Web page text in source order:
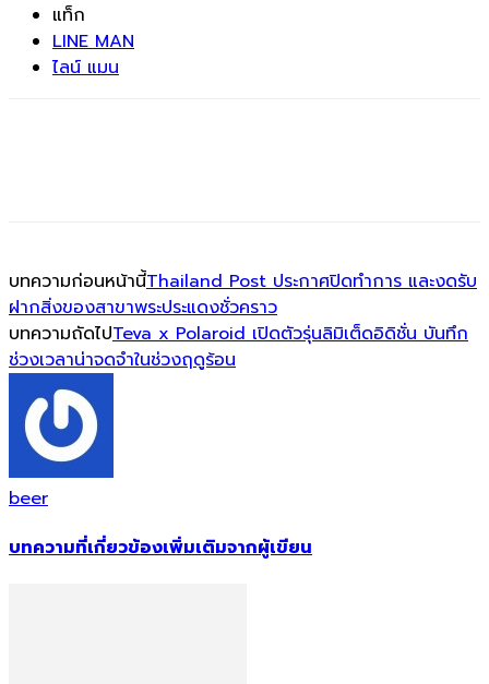
แท็ก
LINE MAN
ไลน์ แมน
บทความก่อนหน้านี้Thailand Post ประกาศปิดทำการ และงดรับ
ฝากสิ่งของสาขาพระประแดงชั่วคราว
บทความถัดไปTeva x Polaroid เปิดตัวรุ่นลิมิเต็ดอิดิชั่น บันทึก
ช่วงเวลาน่าจดจำในช่วงฤดูร้อน
beer
บทความที่เกี่ยวข้องเพิ่มเติมจากผู้เขียน